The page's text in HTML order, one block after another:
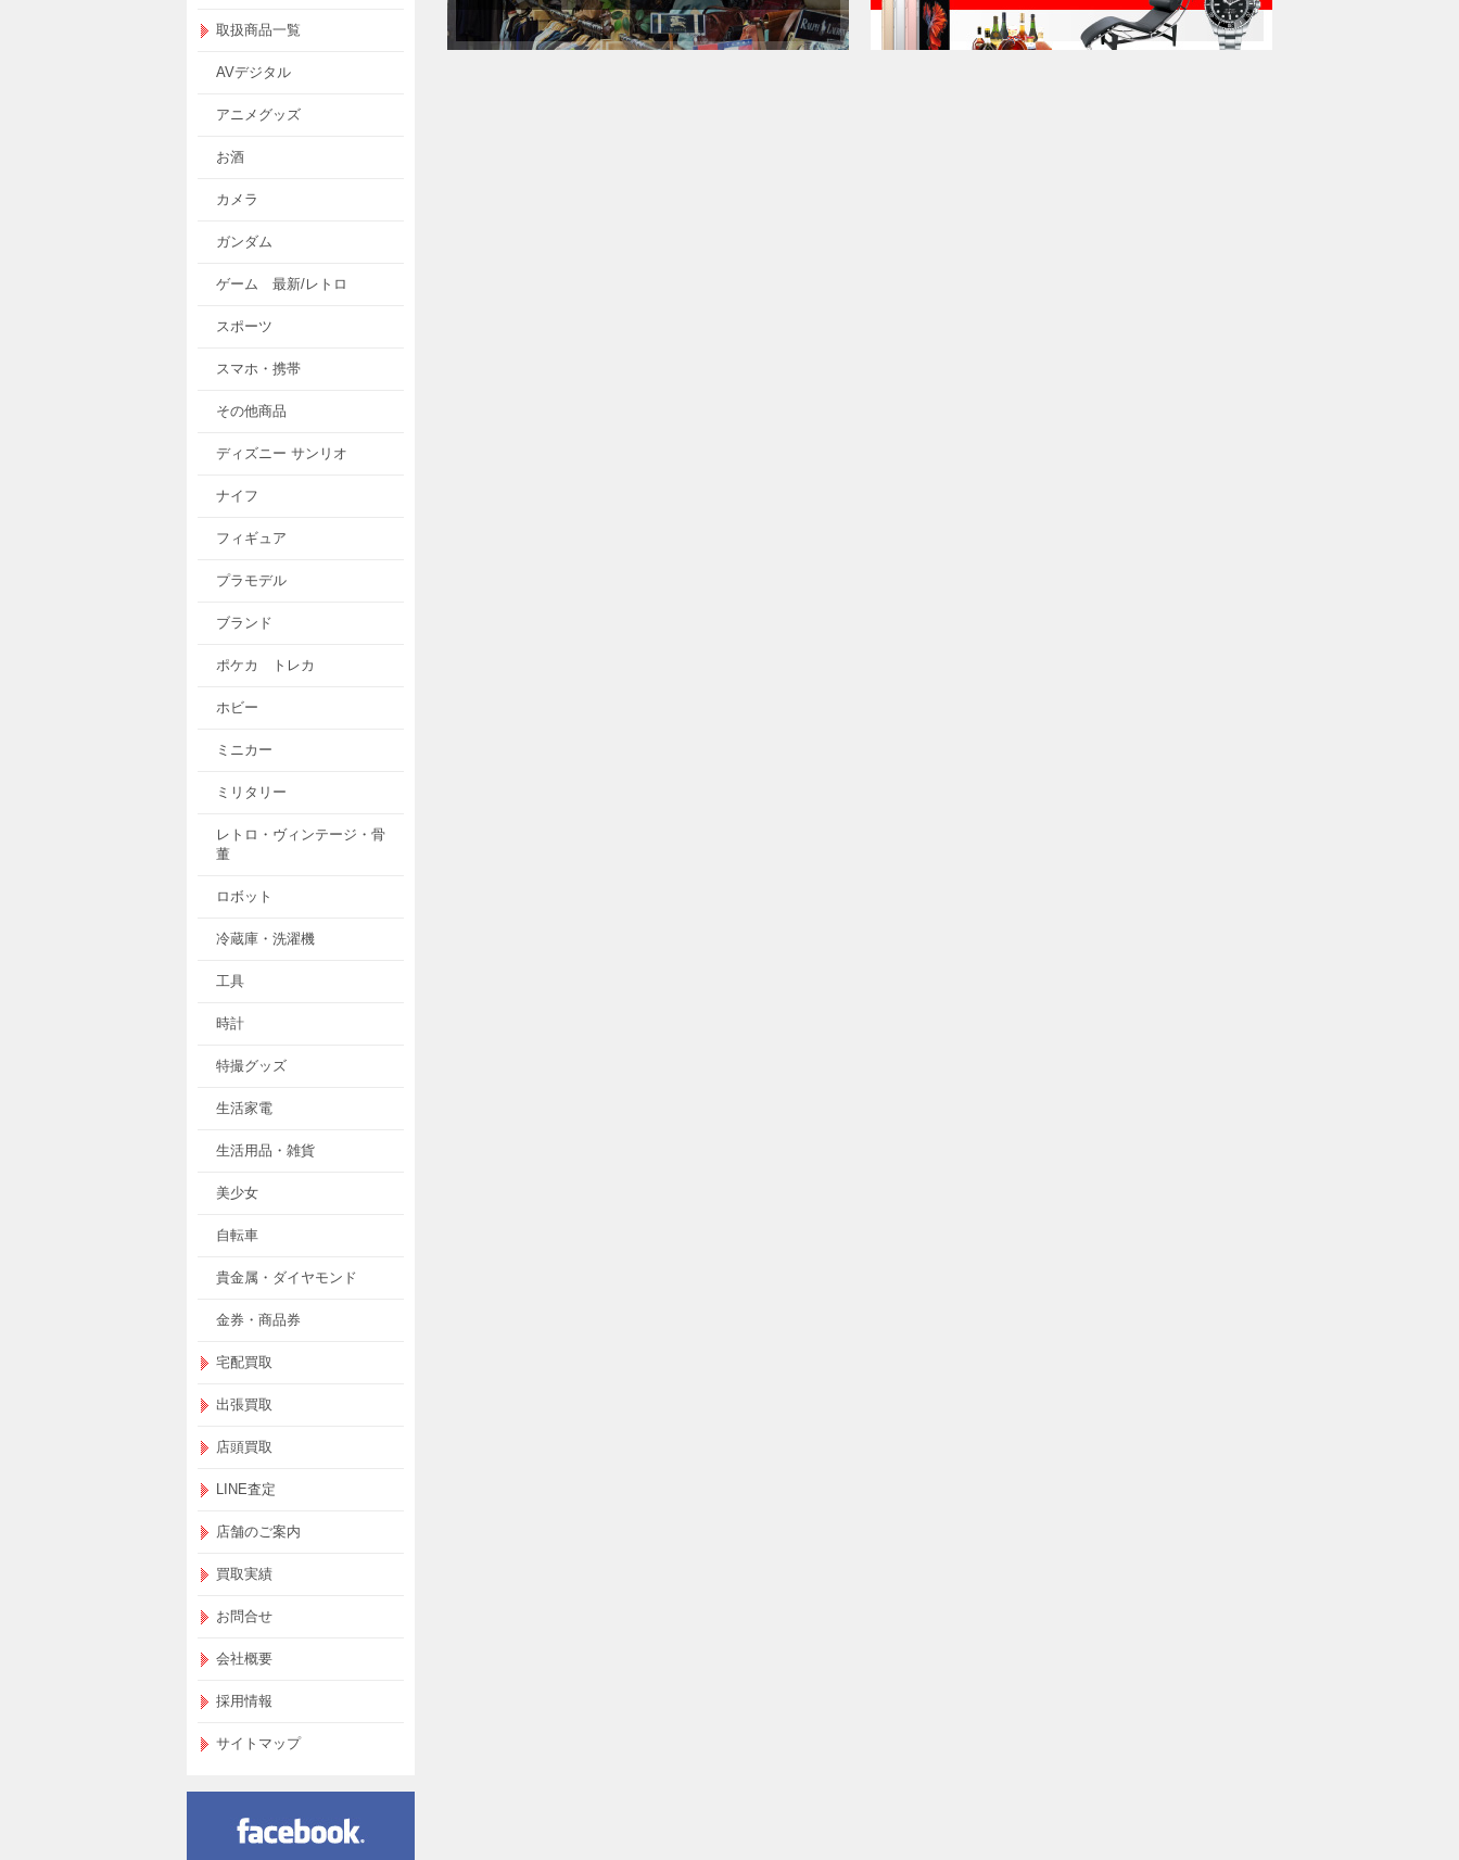
取扱商品一覧
AVデジタル
アニメグッズ
お酒
カメラ
ガンダム
ゲーム 最新/レトロ
スポーツ
スマホ・携帯
その他商品
ディズニー サンリオ
ナイフ
フィギュア
プラモデル
ブランド
ポケカ トレカ
ホビー
ミニカー
ミリタリー
レトロ・ヴィンテージ・骨
董
ロボット
冷蔵庫・洗濯機
工具
時計
特撮グッズ
生活家電
生活用品・雑貨
美少女
自転車
貴金属・ダイヤモンド
金券・商品券
宅配買取
出張買取
店頭買取
LINE査定
店舗のご案内
買取実績
お問合せ
会社概要
採用情報
サイトマップ